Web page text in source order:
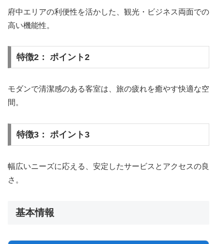
府中エリアの利便性を活かした、観光・ビジネス両面での
高い機能性。
特徴2： ポイント2
モダンで清潔感のある客室は、旅の疲れを癒やす快適な空
間。
特徴3： ポイント3
幅広いニーズに応える、安定したサービスとアクセスの良
さ。
基本情報